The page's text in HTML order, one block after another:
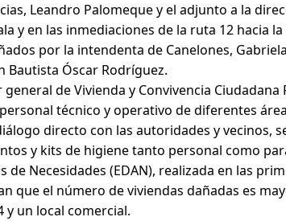
Leandro Palomeque y el adjunto a la
y en las inmediaciones de la ruta 12 hacia
por la intendenta de Canelones,
Bautista Óscar Rodríguez.
de Vivienda y Convivencia
técnico y operativo de diferentes
directo con las autoridades y
y kits de higiene tanto personal como
de Necesidades (EDAN), realizada en las
que el número de viviendas dañadas es
y un local comercial.